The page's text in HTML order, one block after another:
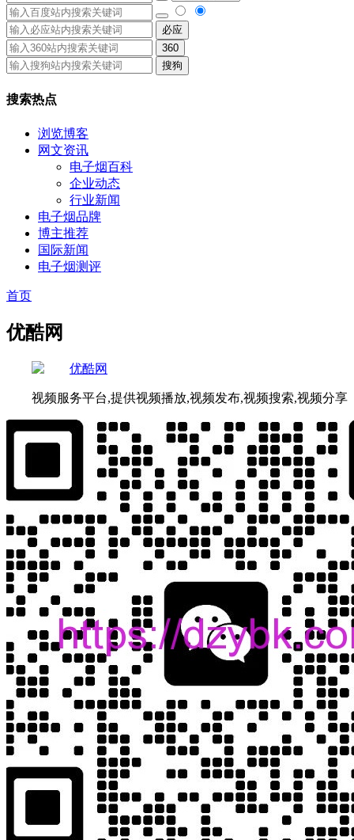
必应
360
搜狗
搜索热点
浏览博客
网文资讯
电子烟百科
企业动态
行业新闻
电子烟品牌
博主推荐
国际新闻
电子烟测评
首页
优酷网
视频服务平台,提供视频播放,视频发布,视频搜索,视频分享